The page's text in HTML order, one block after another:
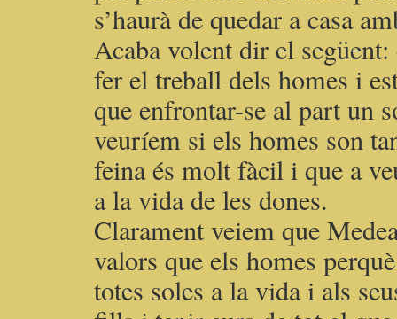
s’haurà de quedar a casa
Acaba volent dir el
fer el treball dels homes i
que enfrontar-se al part un
veuríem si els homes son
feina és molt fàcil i que a
a la vida de les dones.
Clarament veiem que
valors que els homes
totes soles a la vida i als